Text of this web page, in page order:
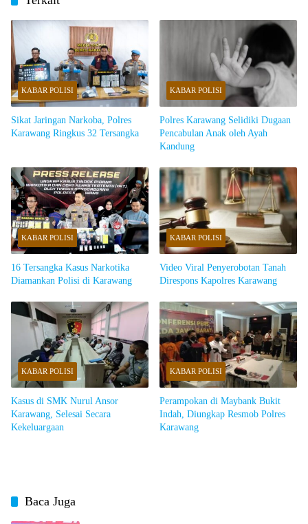
KABAR POLISI
Sikat Jaringan Narkoba, Polres
Karawang Ringkus 32 Tersangka
KABAR POLISI
Polres Karawang Selidiki Dugaan
Pencabulan Anak oleh Ayah
Kandung
KABAR POLISI
16 Tersangka Kasus Narkotika
Diamankan Polisi di Karawang
KABAR POLISI
Video Viral Penyerobotan Tanah
Direspons Kapolres Karawang
KABAR POLISI
Kasus di SMK Nurul Ansor
Karawang, Selesai Secara
Kekeluargaan
KABAR POLISI
Perampokan di Maybank Bukit
Indah, Diungkap Resmob Polres
Karawang
Baca Juga